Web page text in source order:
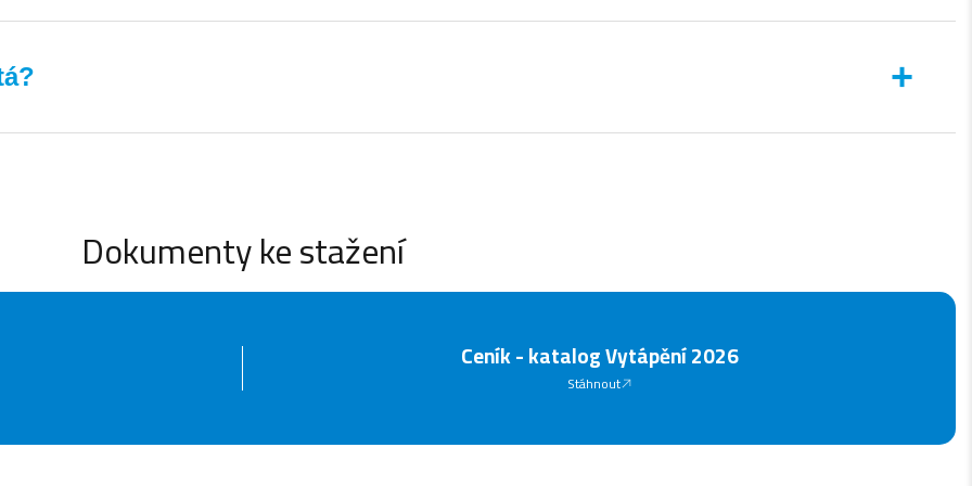
může být nutné provést další úpravy, jako je instalace nebo výměna topných těles, optimalizace izolace či další stavební
na několika faktorech:
tím vyšší může být cena instalace.
zatímco u stávajících domů mohou být nutné další stavební úpravy.
vyměnit topná tělesa, upravit izolaci nebo instalovat podlahové vytápění. +
instalační firmy nebo poskytovatele servisu. Tím zajistíte, že vaše čerpadlo bude fungovat efektivně a spolehlivě. Běžná údržba
Dokumenty ke stažení
Ceník - katalog Vytápění 2026
Stáhnout